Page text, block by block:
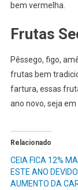
bem vermelha.
Frutas
Pêssego, figo,
frutas bem
fartura, essas
ano novo, seja
Relacionado
CEIA FICA 12%
ESTE ANO
AUMENTO DA